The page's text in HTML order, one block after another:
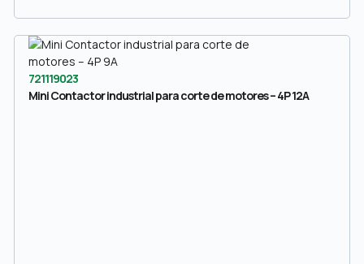
721119023
Mini Contactor industrial para corte de motores – 4P 12A